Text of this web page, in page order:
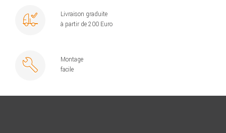
Livraison graduite
à partir de 200 Euro
Montage
facile